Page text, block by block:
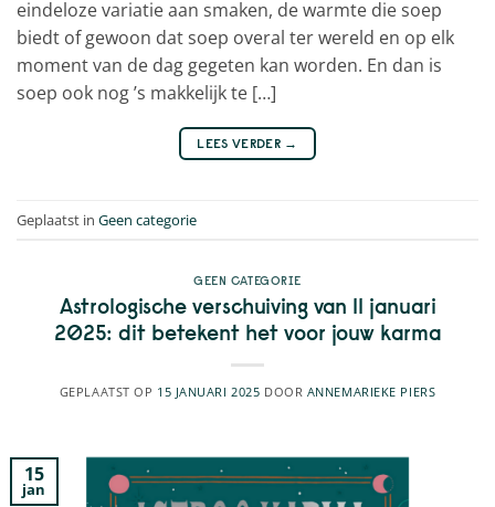
eindeloze variatie aan smaken, de warmte die soep
biedt of gewoon dat soep overal ter wereld en op elk
moment van de dag gegeten kan worden. En dan is
soep ook nog ’s makkelijk te […]
LEES VERDER →
Geplaatst in Geen categorie
GEEN CATEGORIE
Astrologische verschuiving van 11 januari
2025: dit betekent het voor jouw karma
GEPLAATST OP 15 JANUARI 2025 DOOR ANNEMARIEKE PIERS
15
jan